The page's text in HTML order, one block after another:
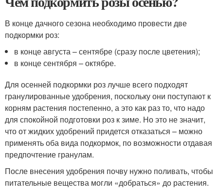
В конце дачного сезона необходимо провести две
подкормки роз:
в конце августа – сентябре (сразу после цветения);
в конце сентября – октябре.
Для осенней подкормки роз лучше всего подходят
гранулированные удобрения, поскольку они поступают к
корням растения постепенно, а это как раз то, что надо
для спокойной подготовки роз к зиме. Но это не значит,
что от жидких удобрений придется отказаться – можно
применять оба вида подкормок, по возможности отдавая
предпочтение гранулам.
После внесения удобрения почву нужно поливать, чтобы
питательные вещества могли «добраться» до растения.